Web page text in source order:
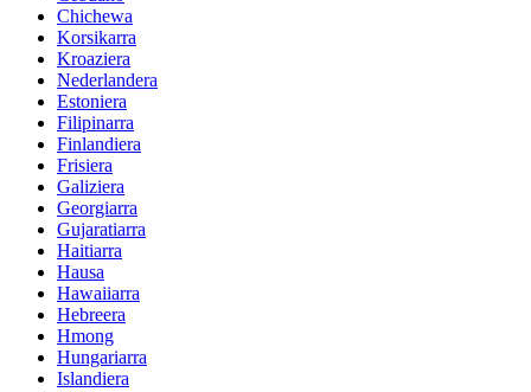
Chichewa
Korsikarra
Kroaziera
Nederlandera
Estoniera
Filipinarra
Finlandiera
Frisiera
Galiziera
Georgiarra
Gujaratiarra
Haitiarra
Hausa
Hawaiiarra
Hebreera
Hmong
Hungariarra
Islandiera